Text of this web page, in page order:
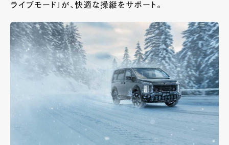
ライブモード」が、快適な操縦をサポート。